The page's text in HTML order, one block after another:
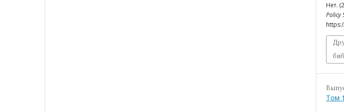
Нет.
Policy
Том